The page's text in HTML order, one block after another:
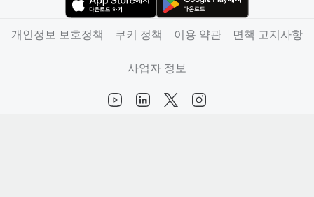
개인정보 보호정책
쿠키 정책 이용 약관 면책 고지사항
사업자 정보